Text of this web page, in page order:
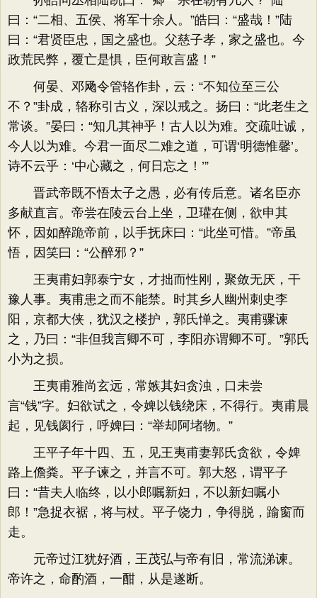
曰：“二相、五侯、将军十余人。”皓曰：“盛哉！”陆
曰：“君贤臣忠，国之盛也。父慈子孝，家之盛也。今
政荒民弊，覆亡是惧，臣何敢言盛！”
何晏、邓飏令管辂作卦，云：“不知位至三公
不？”卦成，辂称引古义，深以戒之。扬曰：“此老生之
常谈。”晏曰：“知几其神乎！古人以为难。交疏吐诚，
今人以为难。今君一面尽二难之道，可谓‘明德惟馨’。
诗不云乎：‘中心藏之，何日忘之！’”
晋武帝既不悟太子之愚，必有传后意。诸名臣亦
多献直言。帝尝在陵云台上坐，卫瓘在侧，欲申其
怀，因如醉跪帝前，以手抚床曰：“此坐可惜。”帝虽
悟，因笑曰：“公醉邪？”
王夷甫妇郭泰宁女，才拙而性刚，聚敛无厌，干
豫人事。夷甫患之而不能禁。时其乡人幽州刺史李
阳，京都大侠，犹汉之楼护，郭氏惮之。夷甫骤谏
之，乃曰：“非但我言卿不可，李阳亦谓卿不可。”郭氏
小为之损。
王夷甫雅尚玄远，常嫉其妇贪浊，口未尝
言“钱”字。妇欲试之，令婢以钱绕床，不得行。夷甫晨
起，见钱阂行，呼婢曰：“举却阿堵物。”
王平子年十四、五，见王夷甫妻郭氏贪欲，令婢
路上儋粪。平子谏之，并言不可。郭大怒，谓平子
曰：“昔夫人临终，以小郎嘱新妇，不以新妇嘱小
郎！”急捉衣裾，将与杖。平子饶力，争得脱，踰窗而
走。
元帝过江犹好酒，王茂弘与帝有旧，常流涕谏。
帝许之，命酌酒，一酣，从是遂断。